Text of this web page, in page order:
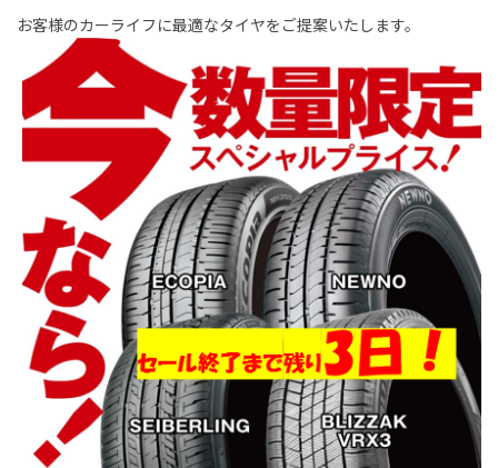
お客様のカーライフに最適なタイヤをご提案いたします。